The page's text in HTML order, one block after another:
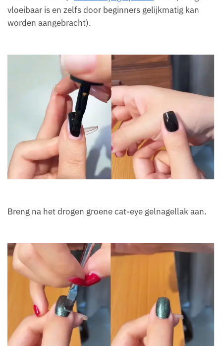
vloeibaar is en zelfs door beginners gelijkmatig kan
worden aangebracht).
Breng na het drogen groene cat-eye gelnagellak aan.